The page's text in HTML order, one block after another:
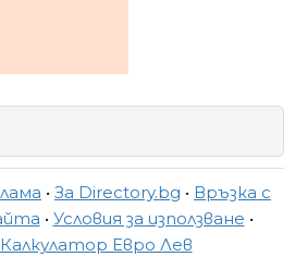
• За Directory.bg • Връзка с
• Условия за използване •
Калкулатор Евро Лев